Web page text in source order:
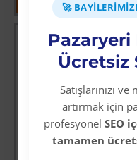
🚀
Pazaryeri
Ücretsiz
Satışlarınızı
artırmak için
profesyonel SEO
tamamen